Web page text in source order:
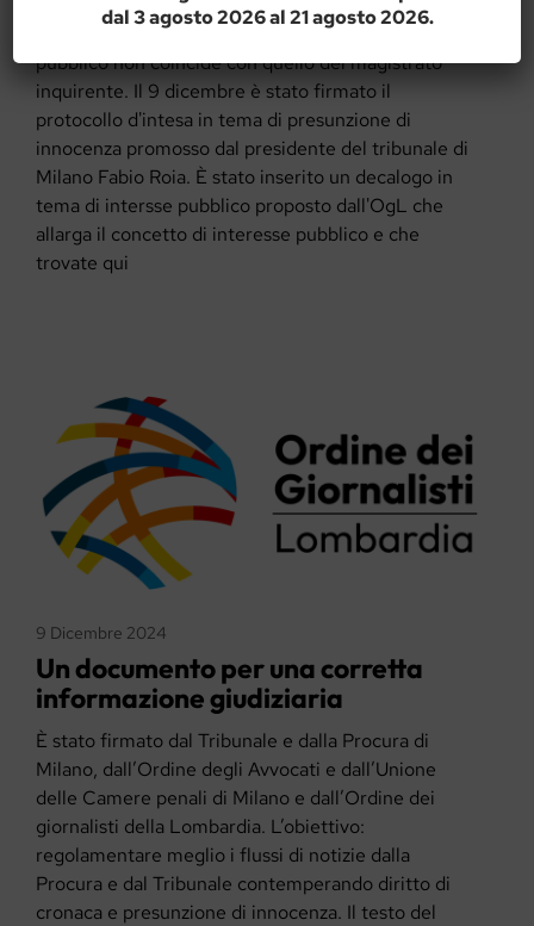
Procure e le norme in tema di presunzione
d’innocenza, ma l’interesse del giornalista e del
pubblico non coincide con quello del magistrato
inquirente. Il 9 dicembre è stato firmato il
protocollo d'intesa in tema di presunzione di
innocenza promosso dal presidente del tribunale di
Milano Fabio Roia. È stato inserito un decalogo in
tema di intersse pubblico proposto dall'OgL che
allarga il concetto di interesse pubblico e che
trovate qui
9 Dicembre 2024
Un documento per una corretta
informazione giudiziaria
È stato firmato dal Tribunale e dalla Procura di
Milano, dall’Ordine degli Avvocati e dall’Unione
delle Camere penali di Milano e dall’Ordine dei
giornalisti della Lombardia. L’obiettivo:
regolamentare meglio i flussi di notizie dalla
Procura e dal Tribunale contemperando diritto di
cronaca e presunzione di innocenza. Il testo del
dal 3 agosto 2026 al 21 agosto 2026.